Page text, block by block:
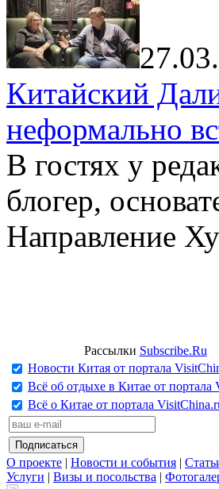
Китайский
неформально
В гостях у
блогер,
Направление
Рассылки Subscribe.Ru
Новости Китая от портала
Всё об отдыхе в Китае от портала
Всё о Китае от портала
О проекте | Новости и события |
Услуги | Визы и посольства |